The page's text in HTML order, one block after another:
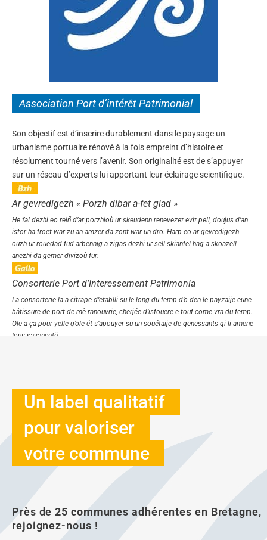
Association Port d’intérêt Patrimonial
Son objectif est d’inscrire durablement dans le paysage un
urbanisme portuaire rénové à la fois empreint d’histoire et
résolument tourné vers l’avenir. Son originalité est de s’appuyer
sur un réseau d’experts lui apportant leur éclairage scientifique.
Ar gevredigezh « Porzh dibar a-fet glad »
He fal dezhi eo reiñ d’ar porzhioù ur skeudenn renevezet evit pell, doujus d’an
istor ha troet war-zu an amzer-da-zont war un dro. Harp eo ar gevredigezh
ouzh ur rouedad tud arbennig a zigas dezhi ur sell skiantel hag a skoazell
anezhi da gemer divizoù fur.
Consorterie Port d’Interessement Patrimonia
La consorterie-la a citrape d’etablli su le long du temp d’o den le payzaije eune
bâtissure de port de mè ranouvrie, cherjée d’istouere e tout come vra du temp.
Ole a ça pour yelle q’ole ét s’apouyer su un souétaije de qenessants qi li amene
lous savancetë.
Un label qualitatif
pour valoriser
votre commune
Près de25 communes adhérentes en Bretagne,
rejoignez-nous !